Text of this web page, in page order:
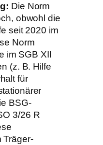
Die Norm
obwohl die
seit 2020 im
Norm
im SGB XII
(z. B. Hilfe
für
BSG-
3/26 R
Träger-